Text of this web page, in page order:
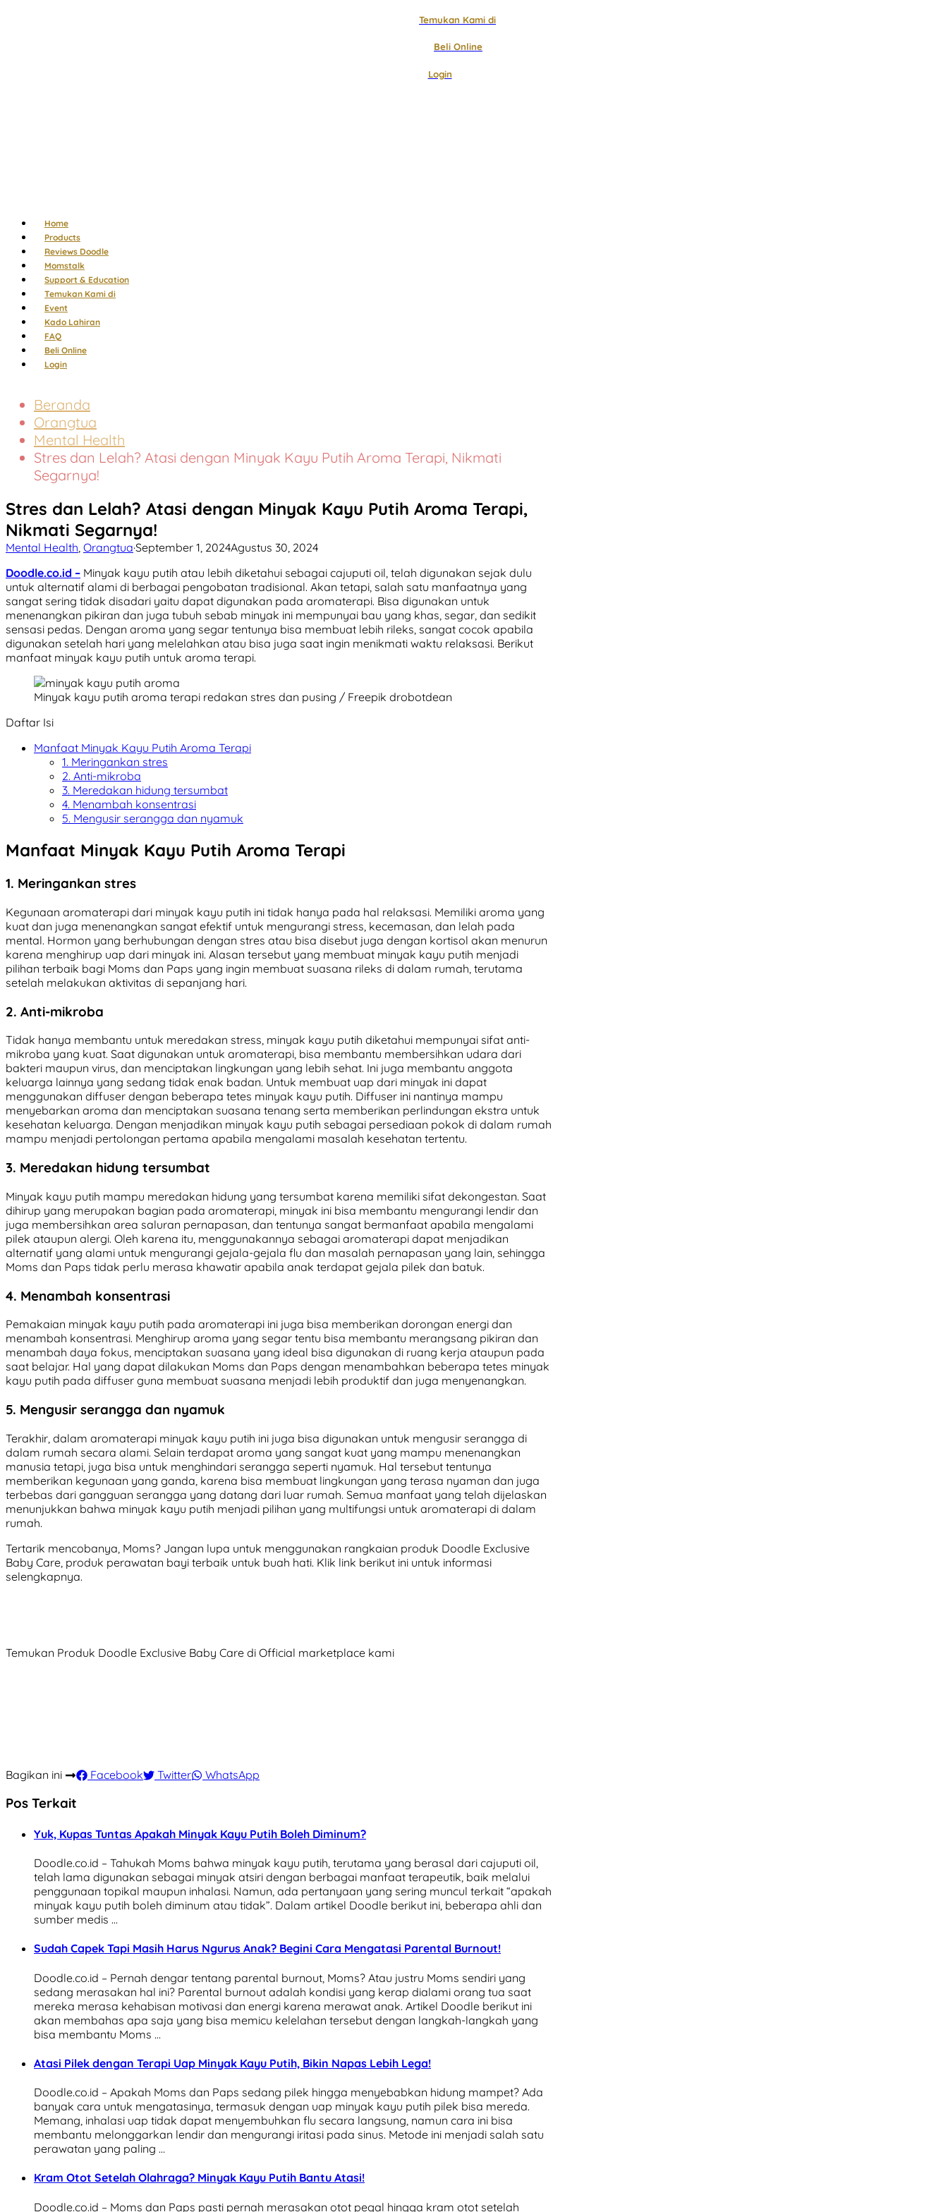
Temukan Kami di
Beli Online
Login
Menu
Home
Products
Reviews Doodle
Momstalk
Support & Education
Temukan Kami di
Event
Kado Lahiran
FAQ
Beli Online
Login
Beranda
Orangtua
Mental Health
Stres dan Lelah? Atasi dengan Minyak Kayu Putih Aroma Terapi, Nikmati
Segarnya!
Stres dan Lelah? Atasi dengan Minyak Kayu Putih Aroma Terapi,
Nikmati Segarnya!
Mental Health, Orangtua·September 1, 2024Agustus 30, 2024
Doodle.co.id – Minyak kayu putih atau lebih diketahui sebagai cajuputi oil, telah digunakan sejak dulu
untuk alternatif alami di berbagai pengobatan tradisional. Akan tetapi, salah satu manfaatnya yang
sangat sering tidak disadari yaitu dapat digunakan pada aromaterapi. Bisa digunakan untuk
menenangkan pikiran dan juga tubuh sebab minyak ini mempunyai bau yang khas, segar, dan sedikit
sensasi pedas. Dengan aroma yang segar tentunya bisa membuat lebih rileks, sangat cocok apabila
digunakan setelah hari yang melelahkan atau bisa juga saat ingin menikmati waktu relaksasi. Berikut
manfaat minyak kayu putih untuk aroma terapi.
Minyak kayu putih aroma terapi redakan stres dan pusing / Freepik drobotdean
Daftar Isi
Manfaat Minyak Kayu Putih Aroma Terapi
1. Meringankan stres
2. Anti-mikroba
3. Meredakan hidung tersumbat
4. Menambah konsentrasi
5. Mengusir serangga dan nyamuk
Manfaat Minyak Kayu Putih Aroma Terapi
1. Meringankan stres
Kegunaan aromaterapi dari minyak kayu putih ini tidak hanya pada hal relaksasi. Memiliki aroma yang
kuat dan juga menenangkan sangat efektif untuk mengurangi stress, kecemasan, dan lelah pada
mental. Hormon yang berhubungan dengan stres atau bisa disebut juga dengan kortisol akan menurun
karena menghirup uap dari minyak ini. Alasan tersebut yang membuat minyak kayu putih menjadi
pilihan terbaik bagi Moms dan Paps yang ingin membuat suasana rileks di dalam rumah, terutama
setelah melakukan aktivitas di sepanjang hari.
2. Anti-mikroba
Tidak hanya membantu untuk meredakan stress, minyak kayu putih diketahui mempunyai sifat anti-
mikroba yang kuat. Saat digunakan untuk aromaterapi, bisa membantu membersihkan udara dari
bakteri maupun virus, dan menciptakan lingkungan yang lebih sehat. Ini juga membantu anggota
keluarga lainnya yang sedang tidak enak badan. Untuk membuat uap dari minyak ini dapat
menggunakan diffuser dengan beberapa tetes minyak kayu putih. Diffuser ini nantinya mampu
menyebarkan aroma dan menciptakan suasana tenang serta memberikan perlindungan ekstra untuk
kesehatan keluarga. Dengan menjadikan minyak kayu putih sebagai persediaan pokok di dalam rumah
mampu menjadi pertolongan pertama apabila mengalami masalah kesehatan tertentu.
3. Meredakan hidung tersumbat
Minyak kayu putih mampu meredakan hidung yang tersumbat karena memiliki sifat dekongestan. Saat
dihirup yang merupakan bagian pada aromaterapi, minyak ini bisa membantu mengurangi lendir dan
juga membersihkan area saluran pernapasan, dan tentunya sangat bermanfaat apabila mengalami
pilek ataupun alergi. Oleh karena itu, menggunakannya sebagai aromaterapi dapat menjadikan
alternatif yang alami untuk mengurangi gejala-gejala flu dan masalah pernapasan yang lain, sehingga
Moms dan Paps tidak perlu merasa khawatir apabila anak terdapat gejala pilek dan batuk.
4. Menambah konsentrasi
Pemakaian minyak kayu putih pada aromaterapi ini juga bisa memberikan dorongan energi dan
menambah konsentrasi. Menghirup aroma yang segar tentu bisa membantu merangsang pikiran dan
menambah daya fokus, menciptakan suasana yang ideal bisa digunakan di ruang kerja ataupun pada
saat belajar. Hal yang dapat dilakukan Moms dan Paps dengan menambahkan beberapa tetes minyak
kayu putih pada diffuser guna membuat suasana menjadi lebih produktif dan juga menyenangkan.
5. Mengusir serangga dan nyamuk
Terakhir, dalam aromaterapi minyak kayu putih ini juga bisa digunakan untuk mengusir serangga di
dalam rumah secara alami. Selain terdapat aroma yang sangat kuat yang mampu menenangkan
manusia tetapi, juga bisa untuk menghindari serangga seperti nyamuk. Hal tersebut tentunya
memberikan kegunaan yang ganda, karena bisa membuat lingkungan yang terasa nyaman dan juga
terbebas dari gangguan serangga yang datang dari luar rumah. Semua manfaat yang telah dijelaskan
menunjukkan bahwa minyak kayu putih menjadi pilihan yang multifungsi untuk aromaterapi di dalam
rumah.
Tertarik mencobanya, Moms? Jangan lupa untuk menggunakan rangkaian produk Doodle Exclusive
Baby Care, produk perawatan bayi terbaik untuk buah hati. Klik link berikut ini untuk informasi
selengkapnya.
Temukan Produk Doodle Exclusive Baby Care di Official marketplace kami
Bagikan ini Facebook Twitter WhatsApp
Pos Terkait
Yuk, Kupas Tuntas Apakah Minyak Kayu Putih Boleh Diminum?
Doodle.co.id – Tahukah Moms bahwa minyak kayu putih, terutama yang berasal dari cajuputi oil,
telah lama digunakan sebagai minyak atsiri dengan berbagai manfaat terapeutik, baik melalui
penggunaan topikal maupun inhalasi. Namun, ada pertanyaan yang sering muncul terkait “apakah
minyak kayu putih boleh diminum atau tidak”. Dalam artikel Doodle berikut ini, beberapa ahli dan
sumber medis …
Sudah Capek Tapi Masih Harus Ngurus Anak? Begini Cara Mengatasi Parental Burnout!
Doodle.co.id – Pernah dengar tentang parental burnout, Moms? Atau justru Moms sendiri yang
sedang merasakan hal ini? Parental burnout adalah kondisi yang kerap dialami orang tua saat
mereka merasa kehabisan motivasi dan energi karena merawat anak. Artikel Doodle berikut ini
akan membahas apa saja yang bisa memicu kelelahan tersebut dengan langkah-langkah yang
bisa membantu Moms …
Atasi Pilek dengan Terapi Uap Minyak Kayu Putih, Bikin Napas Lebih Lega!
Doodle.co.id – Apakah Moms dan Paps sedang pilek hingga menyebabkan hidung mampet? Ada
banyak cara untuk mengatasinya, termasuk dengan uap minyak kayu putih pilek bisa mereda.
Memang, inhalasi uap tidak dapat menyembuhkan flu secara langsung, namun cara ini bisa
membantu melonggarkan lendir dan mengurangi iritasi pada sinus. Metode ini menjadi salah satu
perawatan yang paling …
Kram Otot Setelah Olahraga? Minyak Kayu Putih Bantu Atasi!
Doodle.co.id – Moms dan Paps pasti pernah merasakan otot pegal hingga kram otot setelah